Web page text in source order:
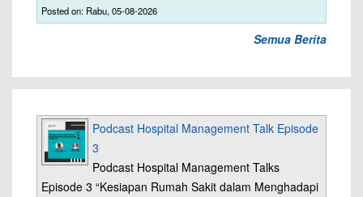
Posted on: Rabu, 05-08-2026
Semua Berita
Podcast Hospital Management Talk Episode
3
Podcast Hospital Management Talks
Episode 3 “Kesiapan Rumah Sakit dalam Menghadapi